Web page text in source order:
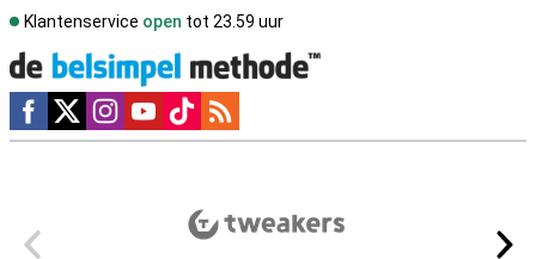
Klantenservice open tot 23.59 uur
Social media